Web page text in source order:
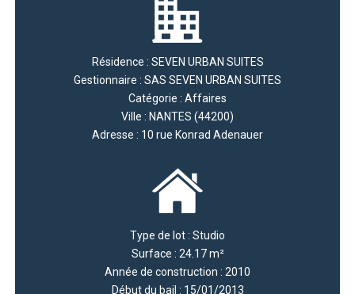
Résidence : SEVEN URBAN SUITES
Gestionnaire : SAS SEVEN URBAN SUITES
Catégorie : Affaires
Ville : NANTES (44200)
Adresse : 10 rue Konrad Adenauer
Type de lot : Studio
Surface : 24.17 m²
Année de construction : 2010
Début du bail : 15/01/2013